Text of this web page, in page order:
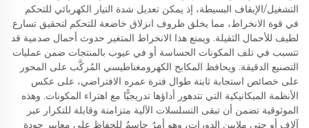
التشغيل/الإيقاف البسيطة، إذ يمكن تعديل شدة التيار الكهربائي للتحكم
في قوة الانخراط، مما يخلق ظروف انزلاق خاضعة للتحكم لتحقيق تسارع
لطيف للأحمال الثقيلة. ويمنع هذا الانخراط المتغير حدوث أحمال صدمية قد
تتسبب في تلف المكونات الحساسة أو في عيوب بالمنتجات ضمن عمليات
التصنيع الدقيقة. ويحافظ المكابح الكهرومغناطيسي المُركَّب على المحور
على خصائص استجابة ثابتة طوال فترة عمره الافتراضي، على عكس
الأنظمة الميكانيكية التي تتدهور أداؤها تدريجيًّا مع اهتراء المكونات. وهذه
الموثوقية تضمن أن تبقى التسلسلات الآلية متزامنة وقابلة للتكرار عبر
آلاف أو حتى ملايين الدورات، وهو أمرٌ حاسمٌ للحفاظ على معايير جودة